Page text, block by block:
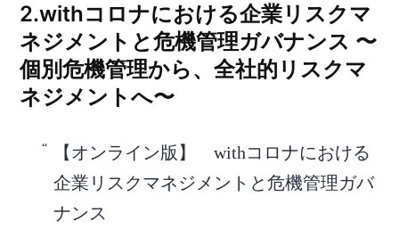
2.withコロナにおける企業リスクマ
ネジメントと危機管理ガバナンス 〜
個別危機管理から、全社的リスクマ
ネジメントへ〜
【オンライン版】 withコロナにおける
企業リスクマネジメントと危機管理ガバ
ナンス